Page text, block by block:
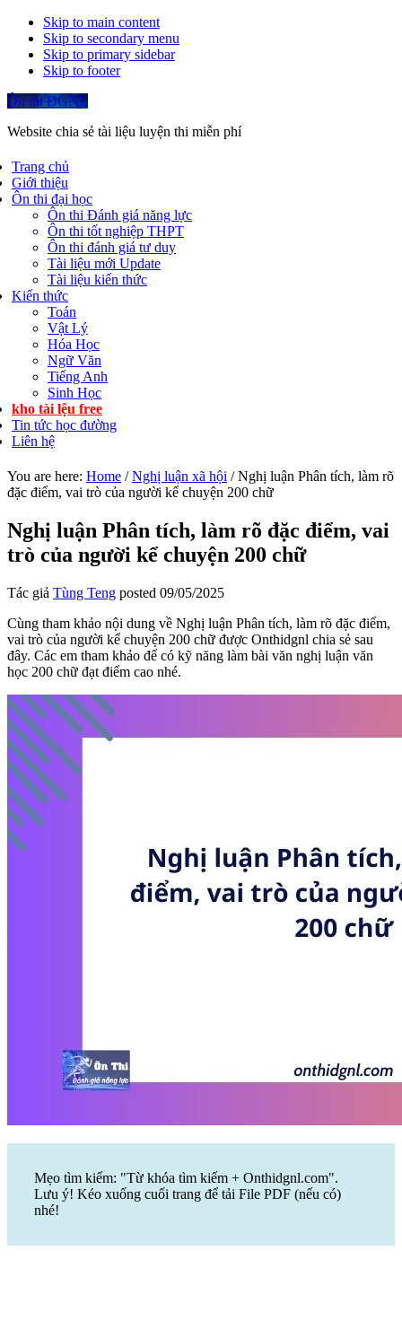
Skip to main content
Skip to secondary menu
Skip to primary sidebar
Skip to footer
Ôn thi ĐGNL
Website chia sẻ tài liệu luyện thi miễn phí
Trang chủ
Giới thiệu
Ôn thi đại học
Ôn thi Đánh giá năng lực
Ôn thi tốt nghiệp THPT
Ôn thi đánh giá tư duy
Tài liệu mới Update
Tài liệu kiến thức
Kiến thức
Toán
Vật Lý
Hóa Học
Ngữ Văn
Tiếng Anh
Sinh Học
kho tài lệu free
Tin tức học đường
Liên hệ
You are here: Home / Nghị luận xã hội /Nghị luận Phân tích, làm rõ
đặc điểm, vai trò của người kể chuyện 200 chữ
Nghị luận Phân tích, làm rõ đặc điểm, vai
trò của người kể chuyện 200 chữ
Tác giả Tùng Teng posted 09/05/2025
Cùng tham khảo nội dung về Nghị luận Phân tích, làm rõ đặc điểm,
vai trò của người kể chuyện 200 chữ được Onthidgnl chia sẻ sau
đây. Các em tham khảo để có kỹ năng làm bài văn nghị luận văn
học 200 chữ đạt điểm cao nhé.
Mẹo tìm kiếm: "Từ khóa tìm kiếm + Onthidgnl.com".
Lưu ý! Kéo xuống cuối trang để tải File PDF (nếu có)
nhé!